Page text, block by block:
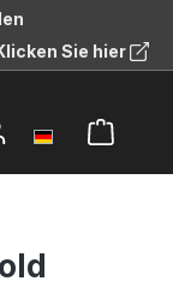
Sie hier